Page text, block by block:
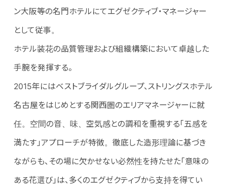
ン大阪等の名門ホテルにてエグゼクティブ・マネージャー
として従事。
ホテル装花の品質管理および組織構築において卓越した
手腕を発揮する。
2015年にはベストブライダルグループ、ストリングスホテル
名古屋をはじめとする関西圏のエリアマネージャーに就
任。空間の音、味、空気感との調和を重視する「五感を
満たす」アプローチが特徴。徹底した造形理論に基づき
ながらも、その場に欠かせない必然性を持たせた「意味の
ある花選び」は、多くのエグゼクティブから支持を得てい